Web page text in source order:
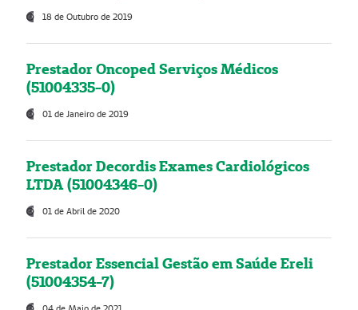
18 de Outubro de 2019
Prestador Oncoped Serviços Médicos
(51004335-0)
01 de Janeiro de 2019
Prestador Decordis Exames Cardiológicos
LTDA (51004346-0)
01 de Abril de 2020
Prestador Essencial Gestão em Saúde Ereli
(51004354-7)